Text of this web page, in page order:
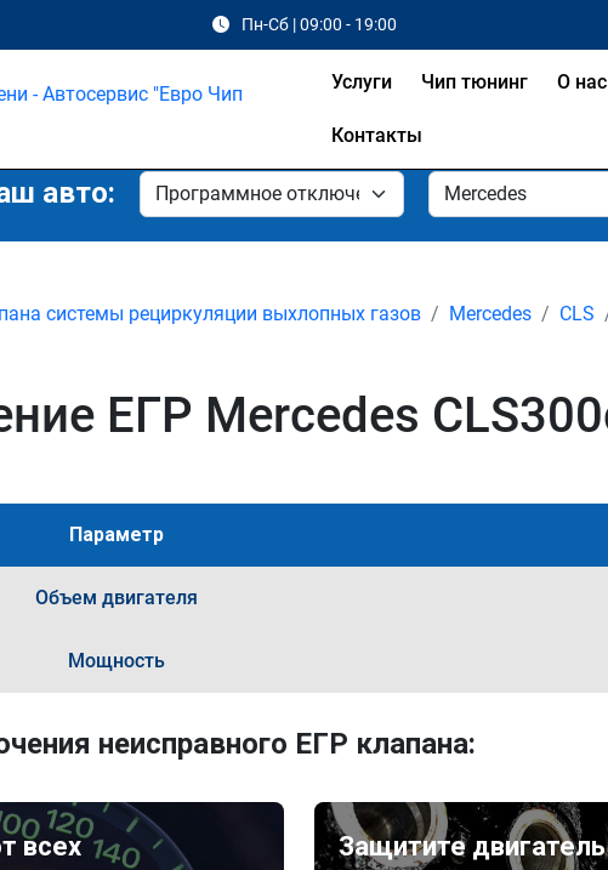
Пн-Сб | 09:00 - 19:00
Услуги Чип тюнинг О нас
Контакты
авто:
системы рециркуляции выхлопных газов Mercedes CLS
ЕГР Mercedes
Параметр
Объем двигателя
Мощность
неисправного ЕГР клапана:
всех
Защитите